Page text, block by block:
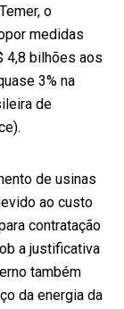
o
medidas
4,8 bilhões aos
3% na
de
de usinas
ao custo
contratação
a justificativa
também
da energia da